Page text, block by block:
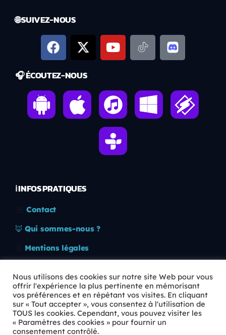
🌐 SUIVEZ-NOUS
🎧 ÉCOUTEZ-NOUS
ℹ️ INFOS PRATIQUES
Contact
🦊 Qui sommes-nous ?
Mentions légales
🛡️ RGPD
Copyright © 2026 Animkids. Tous droits réservés.
Nous utilisons des cookies sur notre site Web pour vous
offrir l'expérience la plus pertinente en mémorisant
vos préférences et en répétant vos visites. En cliquant
sur « Tout accepter », vous consentez à l'utilisation de
TOUS les cookies. Cependant, vous pouvez visiter les
« Paramètres des cookies » pour fournir un
consentement contrôlé.